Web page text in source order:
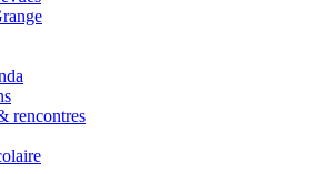
rencontres